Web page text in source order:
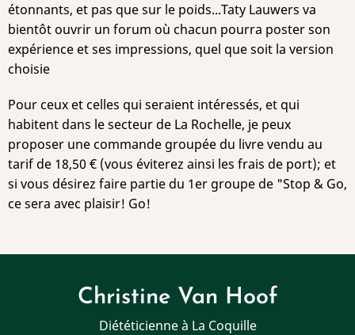
étonnants, et pas que sur le poids...Taty Lauwers va
bientôt ouvrir un forum où chacun pourra poster son
expérience et ses impressions, quel que soit la version
choisie
Pour ceux et celles qui seraient intéressés, et qui
habitent dans le secteur de La Rochelle, je peux
proposer une commande groupée du livre vendu au
tarif de 18,50 € (vous éviterez ainsi les frais de port); et
si vous désirez faire partie du 1er groupe de "Stop & Go,
ce sera avec plaisir! Go!
Christine Van Hoof
Diététicienne à La Coquille